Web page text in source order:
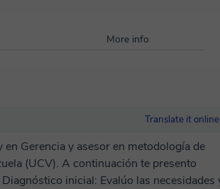
More info
Translate it online
Gerencia y asesor en metodología de
(UCV). A continuación te presento